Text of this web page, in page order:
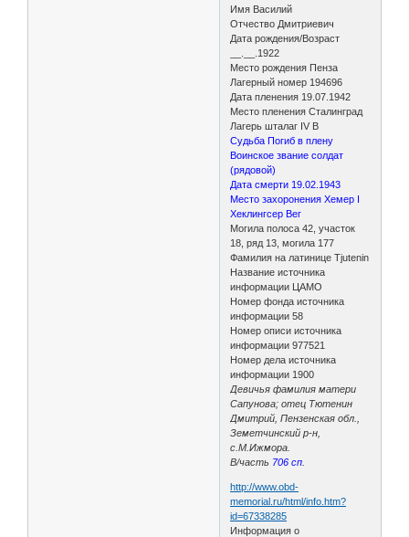
Имя Василий
Отчество Дмитриевич
Дата рождения/Возраст
__.__.1922
Место рождения Пенза
Лагерный номер 194696
Дата пленения 19.07.1942
Место пленения Сталинград
Лагерь шталаг IV B
Судьба Погиб в плену
Воинское звание солдат
(рядовой)
Дата смерти 19.02.1943
Место захоронения Хемер I
Хеклингсер Вег
Могила полоса 42, участок
18, ряд 13, могила 177
Фамилия на латинице Tjutenin
Название источника
информации ЦАМО
Номер фонда источника
информации 58
Номер описи источника
информации 977521
Номер дела источника
информации 1900
Девичья фамилия матери
Сапунова; отец Тютенин
Дмитрий, Пензенская обл.,
Земетчинский р-н,
с.М.Ижмора.
В/часть 706 сп
http://www.obd-
memorial.ru/html/info.htm?
id=67338285
Информация о